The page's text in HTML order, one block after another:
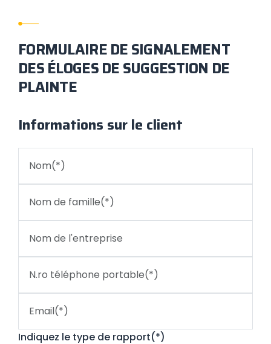
FORMULAIRE DE SIGNALEMENT
DES ÉLOGES DE SUGGESTION DE
PLAINTE
Informations sur le client
Indiquez le type de rapport(*)